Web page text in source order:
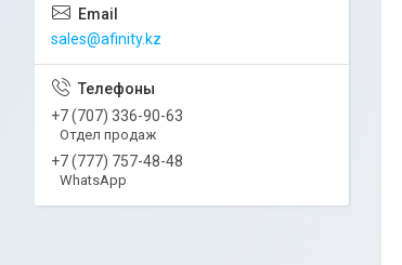
sales@afinity.kz
+7 (707) 336-90-63
Отдел продаж
+7 (777) 757-48-48
WhatsApp